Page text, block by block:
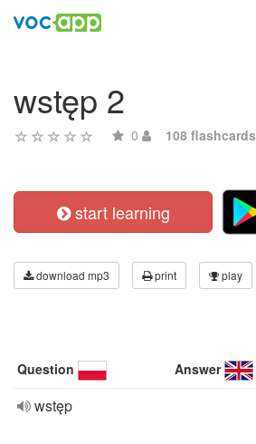
wstęp 2
0 108 flashcards
start learning
download mp3 print play
Question Answer
wstęp